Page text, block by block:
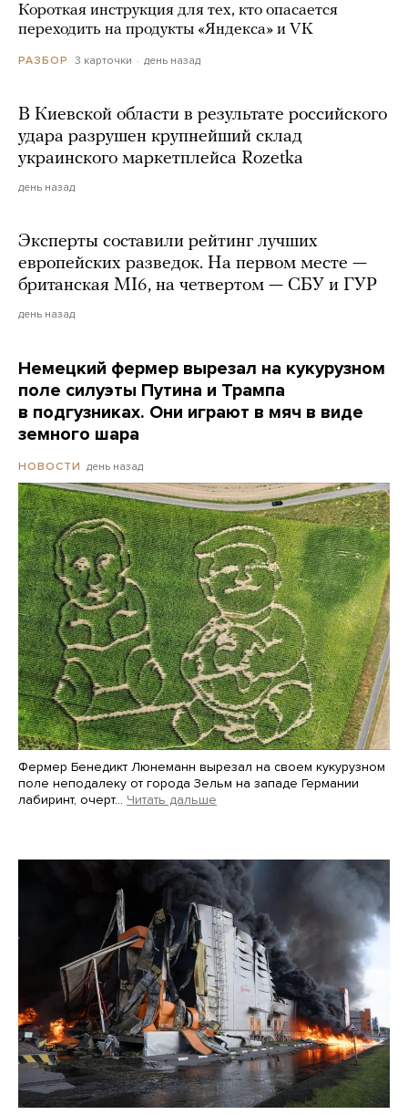
Короткая инструкция для тех, кто опасается
переходить на продукты «Яндекса» и VK
РАЗБОР 3 карточки день назад
В Киевской области в результате российского
удара разрушен крупнейший склад
украинского маркетплейса Rozetka
день назад
Эксперты составили рейтинг лучших
европейских разведок. На первом месте —
британская MI6, на четвертом — СБУ и ГУР
день назад
Немецкий фермер вырезал на кукурузном
поле силуэты Путина и Трампа
в подгузниках. Они играют в мяч в виде
земного шара
НОВОСТИ день назад
Фермер Бенедикт Люнеманн вырезал на своем кукурузном
поле неподалеку от города Зельм на западе Германии
лабиринт, очерт… Читать дальше